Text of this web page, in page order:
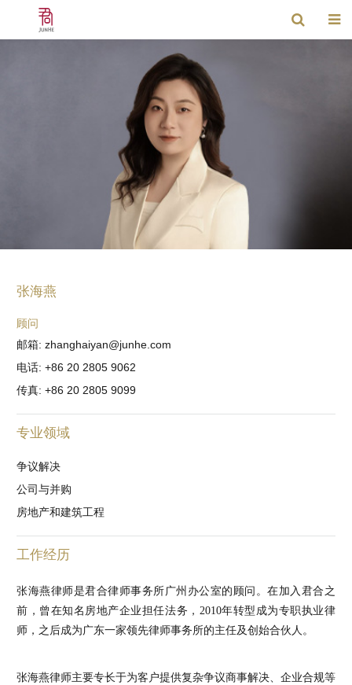
张海燕
顾问
邮箱: zhanghaiyan@junhe.com
电话: +86 20 2805 9062
传真: +86 20 2805 9099
专业领域
争议解决
公司与并购
房地产和建筑工程
工作经历
张海燕律师是君合律师事务所广州办公室的顾问。在加入君合之
前，曾在知名房地产企业担任法务，2010年转型成为专职执业律
师，之后成为广东一家领先律师事务所的主任及创始合伙人。
张海燕律师主要专长于为客户提供复杂争议商事解决、企业合规等